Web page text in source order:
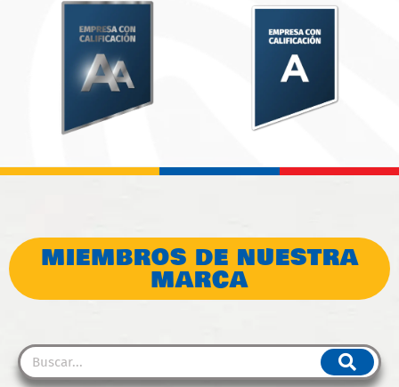
MIEMBROS DE NUESTRA
MARCA